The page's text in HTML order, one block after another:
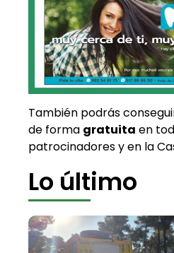
También podrás
de forma gratuita en
patrocinadores y en la
Lo último